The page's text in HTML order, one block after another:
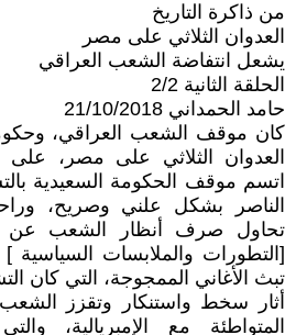
من ذاكرة التاريخ
العدوان الثلاثي على مصر
يشعل انتفاضة الشعب العراقي
الحلقة الثانية 2/2
حامد الحمداني 21/10/2018
كان موقف الشعب العراقي،
العدوان الثلاثي على مصر،
اتسم موقف الحكومة السعيدية
الناصر بشكل علني وصريح،
تحاول صرف أنظار الشعب عن
[التطورات والملابسات السياسية
تبث الأغاني الممجوجة، التي كان
أثار سخط واستنكار وتقزز
المتواطئة مع الإمبريالية،